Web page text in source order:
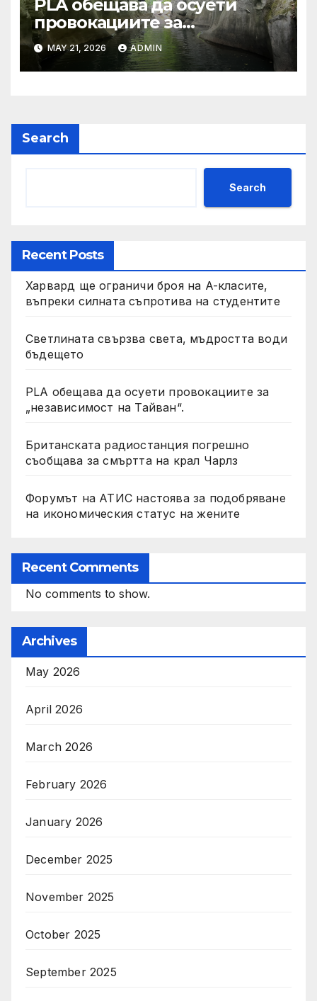
PLA обещава да осуети
провокациите за
„независимост на Тайван“.
MAY 21, 2026 ADMIN
Search
Search
Recent Posts
Харвард ще ограничи броя на A-класите,
въпреки силната съпротива на студентите
Светлината свързва света, мъдростта води
бъдещето
PLA обещава да осуети провокациите за
„независимост на Тайван“.
Британската радиостанция погрешно
съобщава за смъртта на крал Чарлз
Форумът на АТИС настоява за подобряване
на икономическия статус на жените
Recent Comments
No comments to show.
Archives
May 2026
April 2026
March 2026
February 2026
January 2026
December 2025
November 2025
October 2025
September 2025